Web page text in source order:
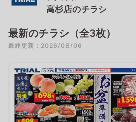
高杉店のチラシ
最新のチラシ（全3枚）
最終更新：2026/08/06